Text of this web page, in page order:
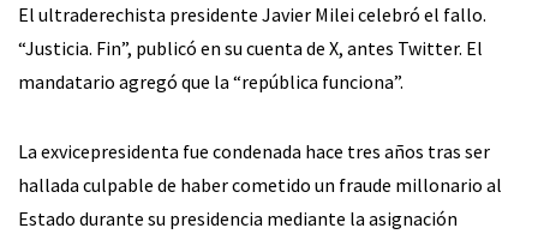
El ultraderechista presidente Javier Milei celebró el fallo.
“Justicia. Fin”, publicó en su cuenta de X, antes Twitter. El
mandatario agregó que la “república funciona”.
La exvicepresidenta fue condenada hace tres años tras ser
hallada culpable de haber cometido un fraude millonario al
Estado durante su presidencia mediante la asignación